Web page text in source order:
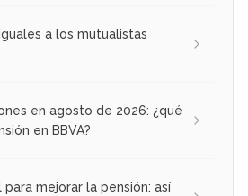
a los mutualistas
en agosto de 2026: ¿qué
en BBVA?
mejorar la pensión: así